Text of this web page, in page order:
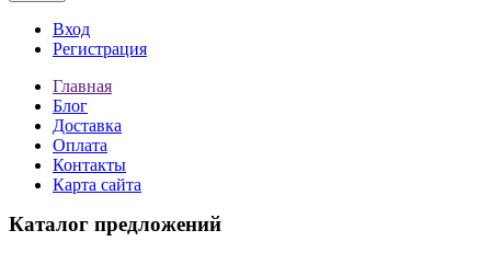
Вход
Регистрация
Главная
Блог
Доставка
Оплата
Контакты
Карта сайта
Каталог предложений